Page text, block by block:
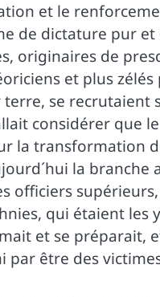
et le
de dictature pur et
originaires de
et plus
terre, se
considérer que
la transformation
la
officiers
qui étaient les
et se préparait,
par être des